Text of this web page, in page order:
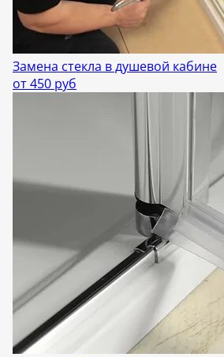
Замена стекла в душевой кабине
от 450 руб